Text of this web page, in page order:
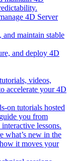
4D Server
maintain stable
and deploy 4D
videos,
accelerate your 4D
on tutorials hosted
you from
lessons.
what’s new in the
it moves your